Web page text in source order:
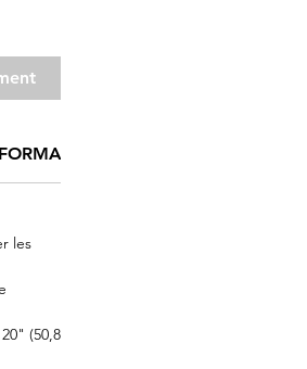
FORMATS DISPONIBLES
les
(50,8